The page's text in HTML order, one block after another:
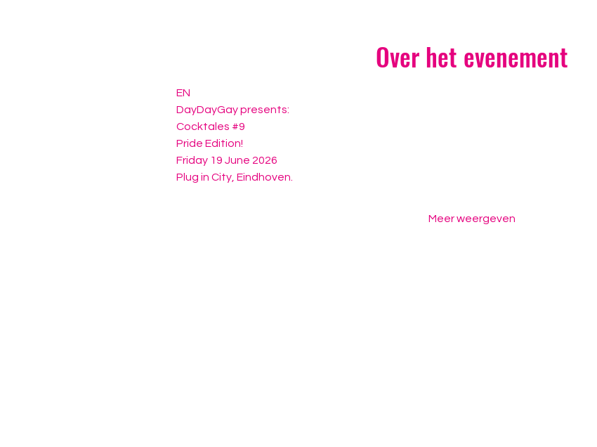
Over het evenement
EN
DayDayGay presents:
Cocktales #9
Pride Edition!
Friday 19 June 2026
Plug in City, Eindhoven.
Meer weergeven